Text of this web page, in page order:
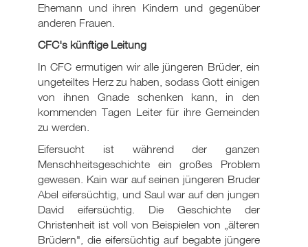
Ehemann und ihren Kindern und gegenüber
anderen Frauen.
CFC's künftige Leitung
In CFC ermutigen wir alle jüngeren Brüder, ein
ungeteiltes Herz zu haben, sodass Gott einigen
von ihnen Gnade schenken kann, in den
kommenden Tagen Leiter für ihre Gemeinden
zu werden.
Eifersucht ist während der ganzen
Menschheitsgeschichte ein großes Problem
gewesen. Kain war auf seinen jüngeren Bruder
Abel eifersüchtig, und Saul war auf den jungen
David eifersüchtig. Die Geschichte der
Christenheit ist voll von Beispielen von „älteren
Brüdern", die eifersüchtig auf begabte jüngere